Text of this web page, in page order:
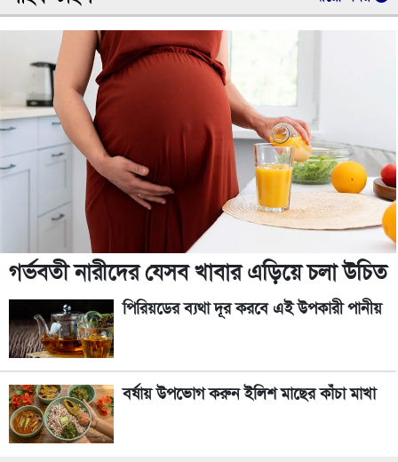
গর্ভবতী নারীদের যেসব খাবার এড়িয়ে চলা উচিত
পিরিয়ডের ব্যথা দূর করবে এই উপকারী পানীয়
বর্ষায় উপভোগ করুন ইলিশ মাছের কাঁচা মাখা